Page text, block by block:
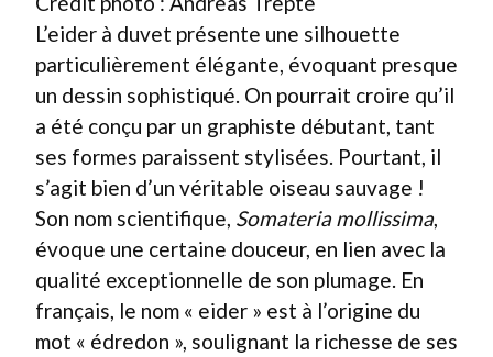
L’eider à duvet présente une silhouette
particulièrement élégante, évoquant presque
un dessin sophistiqué. On pourrait croire qu’il
a été conçu par un graphiste débutant, tant
ses formes paraissent stylisées. Pourtant, il
s’agit bien d’un véritable oiseau sauvage !
Son nom scientifique, Somateria mollissima,
évoque une certaine douceur, en lien avec la
qualité exceptionnelle de son plumage. En
français, le nom « eider » est à l’origine du
mot « édredon », soulignant la richesse de ses